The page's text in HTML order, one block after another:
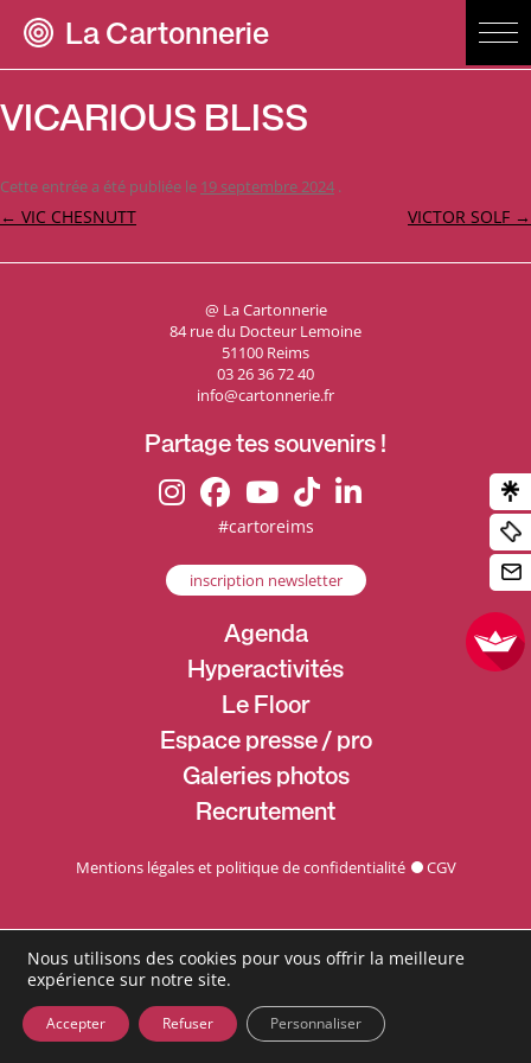
La Cartonnerie
VICARIOUS BLISS
Cette entrée a été publiée le 19 septembre 2024 .
Navigation
← VIC CHESNUTT VICTOR SOLF →
@ La Cartonnerie
84 rue du Docteur Lemoine
51100 Reims
03 26 36 72 40
info@cartonnerie.fr
Partage tes souvenirs !
#cartoreims
inscription newsletter
Agenda
Hyperactivités
Le Floor
Espace presse / pro
Galeries photos
Recrutement
Mentions légales et politique de confidentialité CGV
Nous utilisons des cookies pour vous offrir la meilleure
expérience sur notre site.
Accepter Refuser Personnaliser